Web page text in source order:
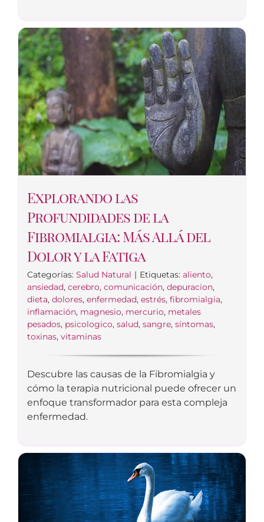
Explorando las
Profundidades de la
Fibromialgia: Más Allá del
Dolor y la Fatiga
Categorías: Salud Natural | Etiquetas: aliento,
ansiedad, cerebro, comunicación, depuracion,
dieta, dolores, enfermedad, estrés, fibromialgia,
inflamación, magnesio, mercurio, metales
pesados, psicologico, salud, sangre, síntomas,
toxinas, vitaminas
Descubre las causas de la Fibromialgia y
cómo la terapia nutricional puede ofrecer un
enfoque transformador para esta compleja
enfermedad.